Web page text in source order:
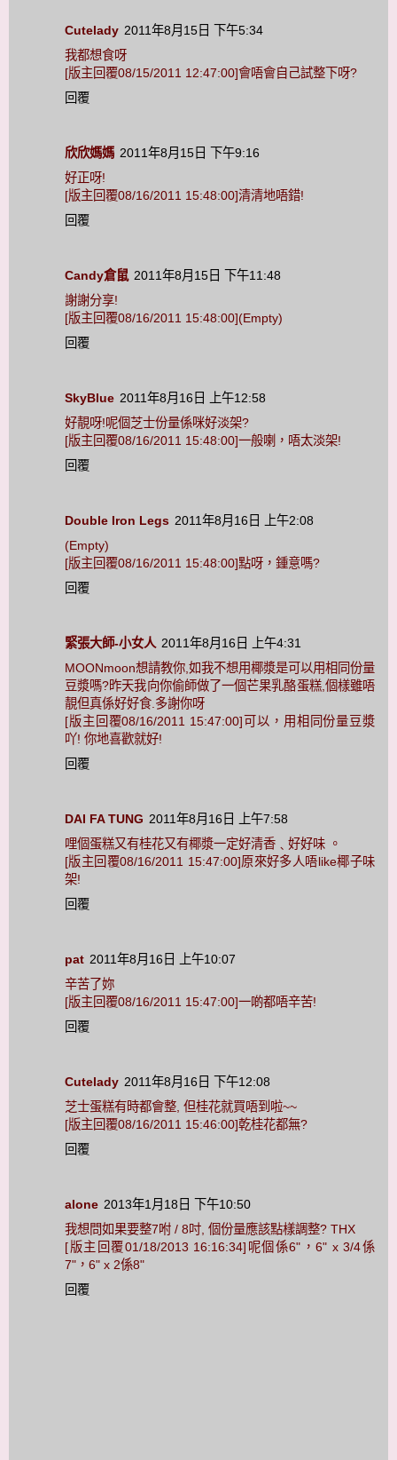
Cutelady 2011年8月15日 下午5:34
我都想食呀
[版主回覆08/15/2011 12:47:00]會唔會自己試整下呀?
回覆
欣欣媽媽 2011年8月15日 下午9:16
好正呀!
[版主回覆08/16/2011 15:48:00]清清地唔錯!
回覆
Candy倉鼠 2011年8月15日 下午11:48
謝謝分享!
[版主回覆08/16/2011 15:48:00](Empty)
回覆
SkyBlue 2011年8月16日 上午12:58
好靚呀!呢個芝士份量係咪好淡架?
[版主回覆08/16/2011 15:48:00]一般喇，唔太淡架!
回覆
Double Iron Legs 2011年8月16日 上午2:08
(Empty)
[版主回覆08/16/2011 15:48:00]點呀，鍾意嗎?
回覆
緊張大師-小女人 2011年8月16日 上午4:31
MOONmoon想請教你,如我不想用椰漿是可以用相同份量
豆漿嗎?昨天我向你偷師做了一個芒果乳酪蛋糕,個樣雖唔
靚但真係好好食.多謝你呀
[版主回覆08/16/2011 15:47:00]可以，用相同份量豆漿
吖! 你地喜歡就好!
回覆
DAI FA TUNG 2011年8月16日 上午7:58
哩個蛋糕又有桂花又有椰漿一定好清香﹑好好味 。
[版主回覆08/16/2011 15:47:00]原來好多人唔like椰子味
架!
回覆
pat 2011年8月16日 上午10:07
辛苦了妳
[版主回覆08/16/2011 15:47:00]一啲都唔辛苦!
回覆
Cutelady 2011年8月16日 下午12:08
芝士蛋糕有時都會整, 但桂花就買唔到啦~~
[版主回覆08/16/2011 15:46:00]乾桂花都無?
回覆
alone 2013年1月18日 下午10:50
我想問如果要整7咐 / 8吋, 個份量應該點樣調整? THX
[版主回覆01/18/2013 16:16:34]呢個係6"，6" x 3/4係
7"，6" x 2係8"
回覆